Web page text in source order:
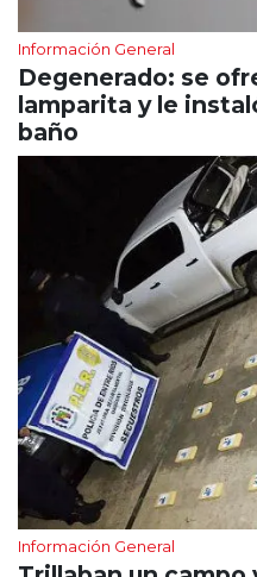
Información General
Degenerado: se
lamparita y le
baño
Información General